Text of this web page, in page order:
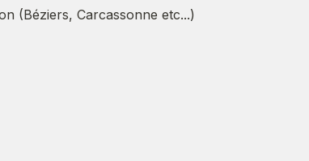
(Béziers, Carcassonne etc...)